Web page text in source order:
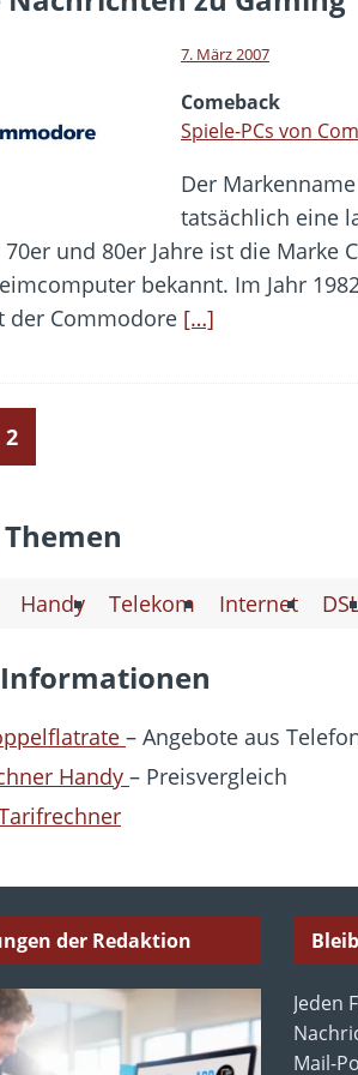
[ 20. Juli 2026 ]
BKA zerschlägt weltweit aktive
Wahlfreiheit der Verbraucher
7. März 2007
Comeback
Spiele-PCs von
Der
tatsächlich eine
und 80er Jahre ist die Marke
bekannt. Im Jahr
der Commodore […]
2
Handy Telekom Internet
– Angebote aus
Handy – Preisvergleich
der Redaktion
Jeden
Mail-